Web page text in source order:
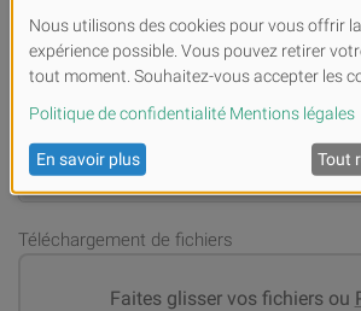
Numéro de téléphone portable (en cas de
Adresse email*
Téléchargement de fichiers
Faites glisser vos fichiers ou